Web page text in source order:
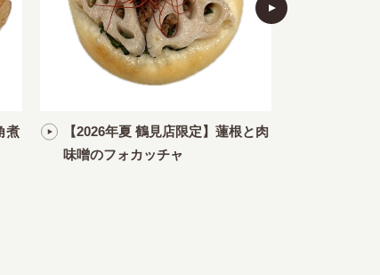
煮
【2026年夏 鶴見店限定】蓮根と肉
味噌のフォカッチャ